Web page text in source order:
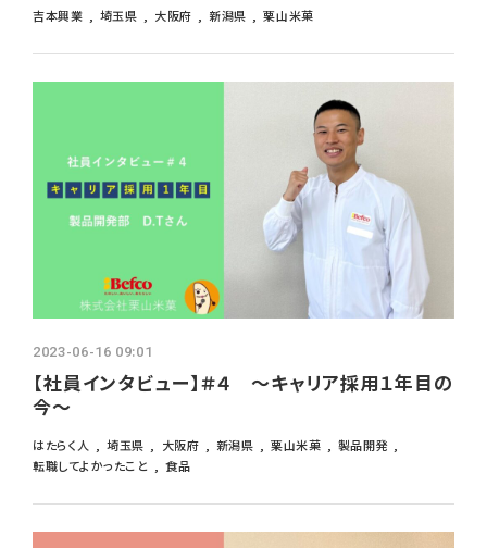
吉本興業 埼玉県 大阪府 新潟県 栗山米菓
2023-06-16 09:01
【社員インタビュー】＃４ ～キャリア採用１年目の
今～
はたらく人 埼玉県 大阪府 新潟県 栗山米菓
製品開発
転職してよかったこと
食品